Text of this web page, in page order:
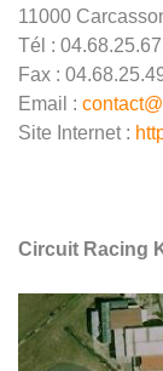
11000
Tél :
Fax :
Email :
Site Internet :
Circuit Racing